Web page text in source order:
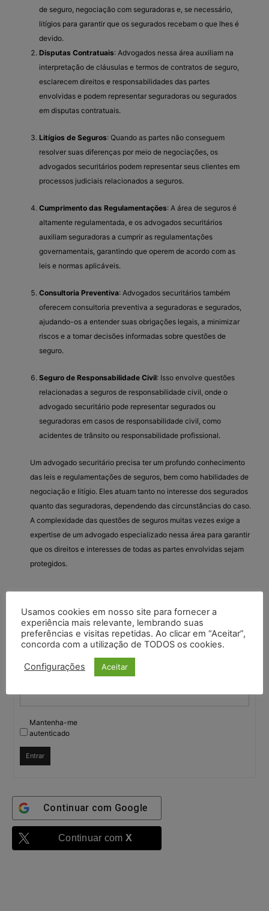
de seguro, negociação com seguradoras e, se necessário,
litígios para garantir que os segurados recebam o que lhes é
devido.
Disputas Contratuais: Advogados nessa área auxiliam na
interpretação de cláusulas e termos de contratos de seguro,
esclarecem direitos e responsabilidades das partes
envolvidas e podem representar seguradoras ou segurados
em disputas contratuais.
Litígios de Seguros: Quando as partes não conseguem
resolver suas diferenças por meio de negociações, os
advogados securitários podem representar seus clientes em
processos judiciais relacionados a seguros.
Cumprimento das Regulamentações: A área de seguros é
altamente regulamentada, e os advogados securitários
auxiliam seguradoras a cumprir as regulamentações
governamentais, garantindo que operem de acordo com as
leis e normas aplicáveis.
Consultoria Preventiva: Advogados securitários também
oferecem consultoria preventiva a seguradoras e segurados,
ajudando-os a entender suas obrigações legais, a minimizar
riscos e a tomar decisões informadas sobre questões de
seguro.
Seguro de Responsabilidade Civil: Isso envolve questões
relacionadas a seguros de responsabilidade civil, onde o
advogado securitário pode representar segurados ou
seguradoras em casos de responsabilidade civil, como
acidentes de trânsito ou responsabilidade profissional.
Um advogado securitário precisa ter um profundo conhecimento
das leis e regulamentações de seguros, bem como habilidades de
negociação e litígio. Eles atuam tanto no interesse dos segurados
quanto das seguradoras, dependendo das circunstâncias do caso.
A complexidade das questões de seguros muitas vezes exige a
expertise de um advogado especializado nessa área para garantir
que os direitos e interesses de todas as partes envolvidas sejam
protegidos.
Você deve fazer login para responder a este tópico.
Nome de usuário:
Mantenha-me
autenticado
Entrar
Continuar com Google
Continuar com X
Usamos cookies em nosso site para fornecer a
experiência mais relevante, lembrando suas
preferências e visitas repetidas. Ao clicar em “Aceitar”,
concorda com a utilização de TODOS os cookies.
Configurações Aceitar